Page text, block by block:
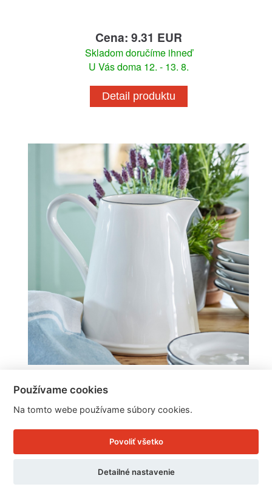
Cena: 9.31 EUR
Skladom doručíme ihneď
U Vás doma 12. - 13. 8.
Detail produktu
Kanvice na čaj BEJA 2,18l
Cena: 46.75 EUR
Skladom doručíme ihneď
Používame cookies
Na tomto webe používame súbory cookies.
Povoliť všetko
Detailné nastavenie